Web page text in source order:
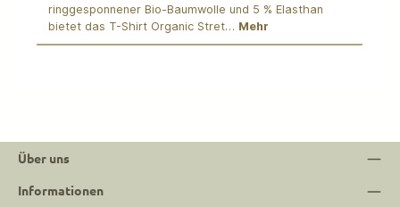
ringgesponnener Bio-Baumwolle und 5 % Elasthan
bietet das T-Shirt Organic Stret… Mehr
Über uns
Informationen